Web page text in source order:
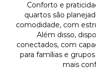
Conforto e
quartos são
comodidade, com
Além disso,
conectados, com
para famílias e
mais